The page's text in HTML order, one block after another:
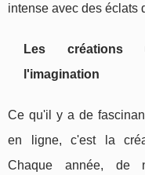
intense avec des éclats
Les créations
l'imagination
Ce qu'il y a de
en ligne, c'est la
Chaque année, de